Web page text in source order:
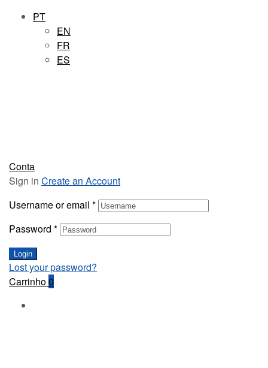
PT
EN
FR
ES
Conta
Sign in Create an Account
Username or email *
Password *
Login
Lost your password?
Carrinho0